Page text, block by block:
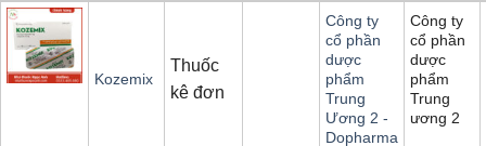
Kozemix
Thuốc
kê đơn
Công ty
cổ phần
dược
phẩm
Trung
Ương 2 -
Dopharma
Công ty
cổ phần
dược
phẩm
Trung
ương 2